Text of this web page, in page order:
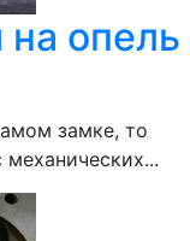
опель
замке, то